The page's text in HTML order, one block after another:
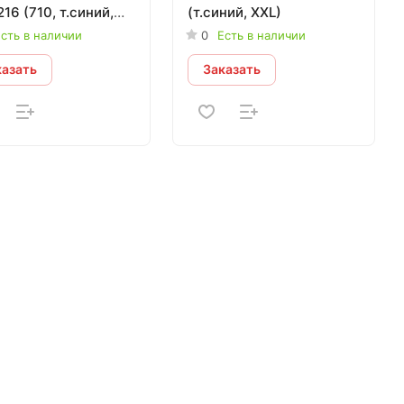
в наличии
(т.синий, XXL)
0 Есть в наличии
Заказать